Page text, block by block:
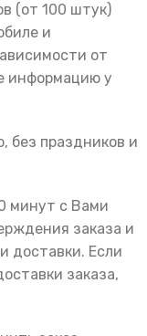
(от 100 штук)
и
от
информацию у
без праздников и
минут с Вами
заказа и
доставки. Если
заказа,